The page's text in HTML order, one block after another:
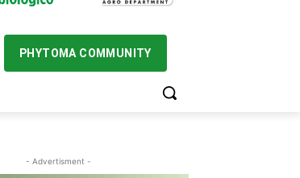
PHYTOMA COMMUNITY
- Advertisment -